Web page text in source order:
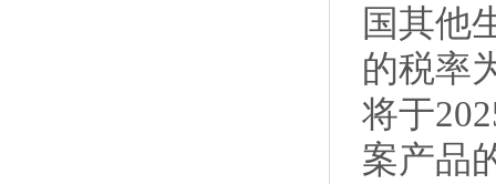
国其他
的税率
将于
案产品